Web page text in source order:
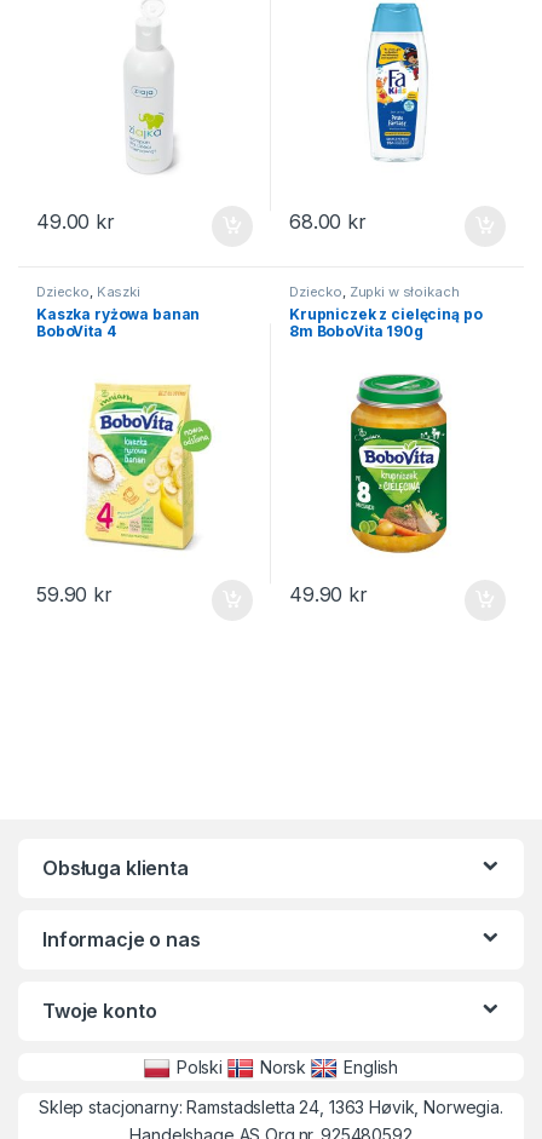
49.00 kr 68.00 kr
Dziecko, Kaszki
Kaszka ryżowa banan
BoboVita 4
59.90 kr
Dziecko, Zupki w słoikach
Krupniczek z cielęciną po
8m BoboVita 190g
49.90 kr
Obsługa klienta
Informacje o nas
Twoje konto
Polski Norsk
English
Sklep stacjonarny: Ramstadsletta 24, 1363 Høvik, Norwegia.
Handelshage AS Org.nr. 925480592